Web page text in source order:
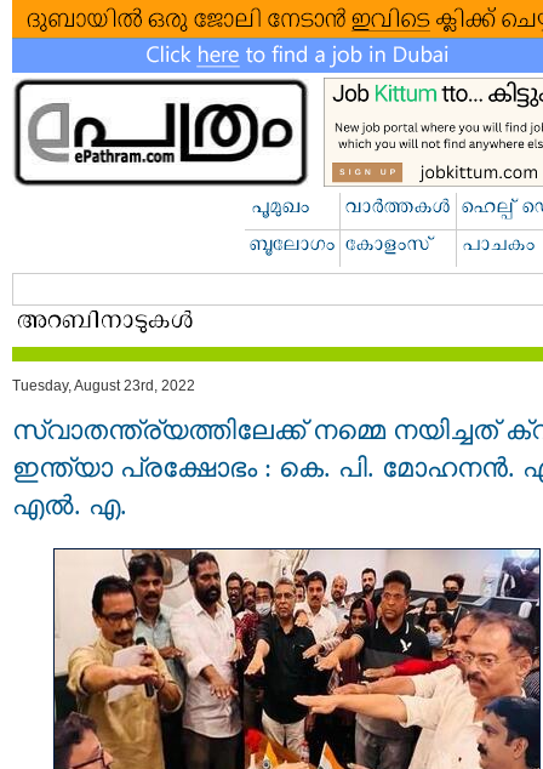
Tuesday, August 23rd, 2022
സ്വാതന്ത്ര്യത്തിലേക്ക് നമ്മെ നയിച്ചത്
ഇന്ത്യാ പ്രക്ഷോഭം : കെ. പി. മോഹനൻ.
എൽ. എ.